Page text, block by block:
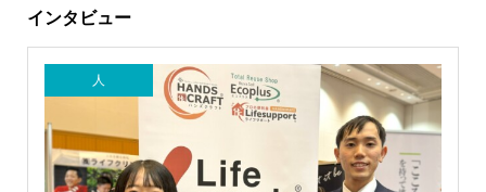
インタビュー
人